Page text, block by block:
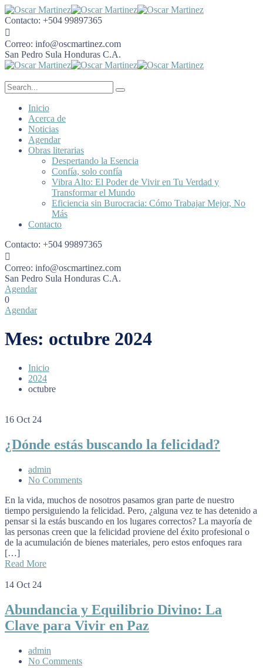
Contacto: +504 99897365
Correo: info@oscmartinez.com
San Pedro Sula Honduras C.A.
Inicio
Acerca de
Noticias
Agendar
Obras literarias
Despertando la Esencia
Confía, solo confía
Vibra Alto: El Poder de Vivir en Tu Verdad y
Transformar el Mundo
Eficiencia sin Burocracia: Cómo Trabajar Mejor, No
Más
Contacto
Contacto: +504 99897365
Correo: info@oscmartinez.com
San Pedro Sula Honduras C.A.
Agendar
0
Agendar
Mes: octubre 2024
Inicio
2024
octubre
16 Oct 24
¿Dónde estás buscando la felicidad?
admin
No Comments
En la vida, muchos de nosotros pasamos gran parte de nuestro
tiempo persiguiendo la felicidad. Pero, ¿alguna vez te has detenido a
pensar si la estás buscando en los lugares correctos? La mayoría de
las personas creen que la felicidad proviene del éxito profesional o
de la acumulación de bienes materiales, pero estos enfoques rara
[…]
Read More
14 Oct 24
Abundancia y Equilibrio Divino: La
Clave para Vivir en Paz
admin
No Comments